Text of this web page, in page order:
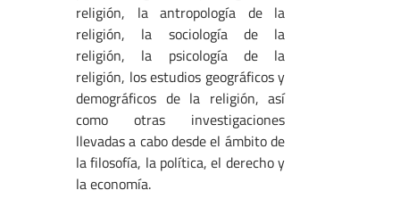
religión, la antropología de la
religión, la sociología de la
religión, la psicología de la
religión, los estudios geográficos y
demográficos de la religión, así
como otras investigaciones
llevadas a cabo desde el ámbito de
la filosofía, la política, el derecho y
la economía.